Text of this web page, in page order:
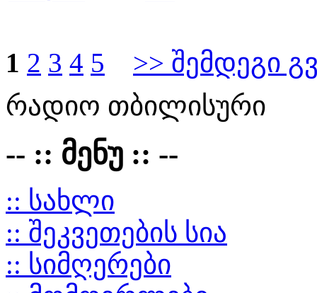
1 2 3 4 5
>> შემდეგი
რადიო თბილისური
-- :: მენუ :: --
:: სახლი
:: შეკვეთების სია
:: სიმღერები